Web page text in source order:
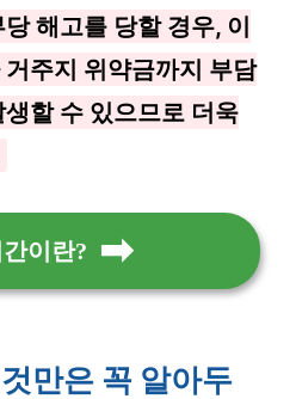
해고를 당할 경우, 이
주지 위약금까지 부담
할 수 있으므로 더욱
이란?
만은 꼭 알아두